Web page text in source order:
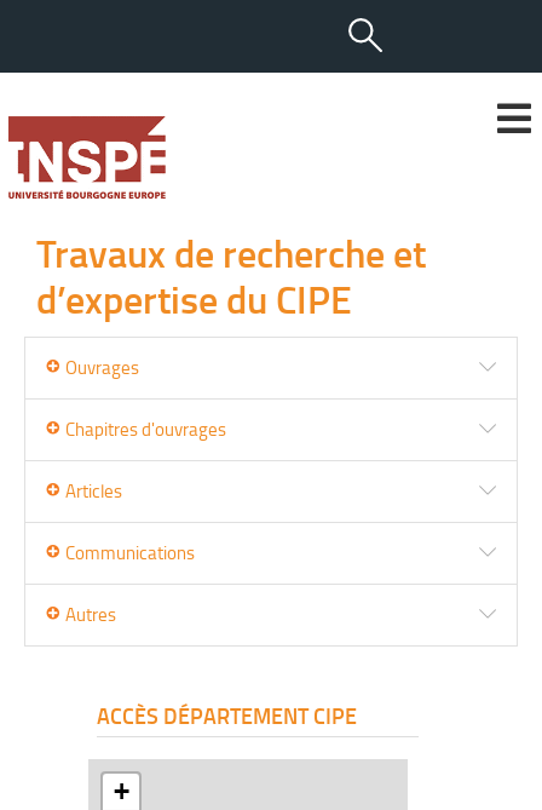
Travaux de recherche et
d’expertise du CIPE
Ouvrages
Chapitres d'ouvrages
Articles
Communications
Autres
ACCÈS DÉPARTEMENT CIPE